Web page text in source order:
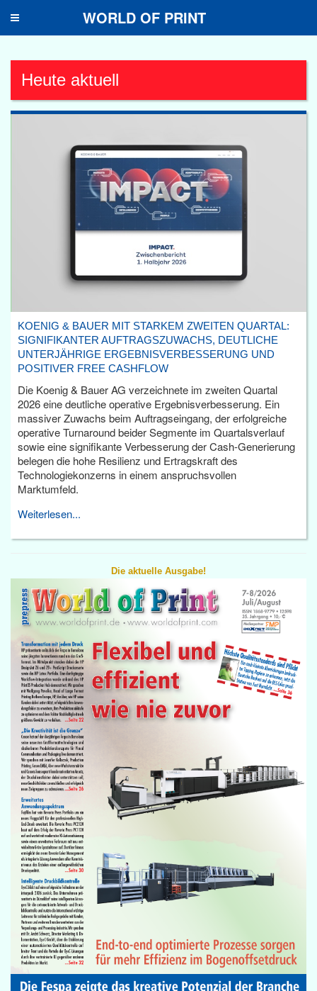
Toggle
WORLD OF PRINT
Heute aktuell
KOENIG & BAUER MIT STARKEM ZWEITEN QUARTAL:
SIGNIFIKANTER AUFTRAGSZUWACHS, DEUTLICHE
UNTERJÄHRIGE ERGEBNISVERBESSERUNG UND
POSITIVER FREE CASHFLOW
Die Koenig & Bauer AG verzeichnete im zweiten Quartal
2026 eine deutliche operative Ergebnisverbesserung. Ein
massiver Zuwachs beim Auftragseingang, der erfolgreiche
operative Turnaround beider Segmente im Quartalsverlauf
sowie eine signifikante Verbesserung der Cash-Generierung
belegen die hohe Resilienz und Ertragskraft des
Technologiekonzerns in einem anspruchsvollen
Marktumfeld.
Weiterlesen...
Die aktuelle Ausgabe!